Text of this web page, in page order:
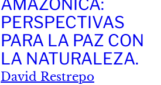
AMAZÓNICA:
PERSPECTIVAS
PARA LA PAZ CON
LA NATURALEZA.
David Restrepo